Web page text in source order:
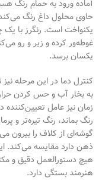
آماده ورود به حمام رنگ
حاوی محلول داغ رنگ
یکنواخت است. رنگرز با
غوطه‌ور کرده و زیر و رو
یکسان برسد.
کنترل دما در این مرحله نیز
به بخار آب و حس کردن
زمان نیز عامل
رنگ بماند، رنگ تیره‌تر و
گوشه‌ای از کلاف را بیرون
ذهن دارد مقایسه می‌کند.
هیچ دستورالعمل دقیق و
هنرمند بستگی دارد.